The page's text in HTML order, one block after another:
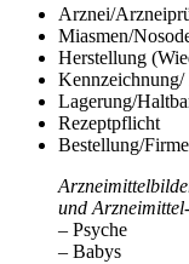
Arznei/
Miasmen/
Herstellung
Lagerung/
Rezeptpflicht
Bestellung/
und
– Psyche
– Babys